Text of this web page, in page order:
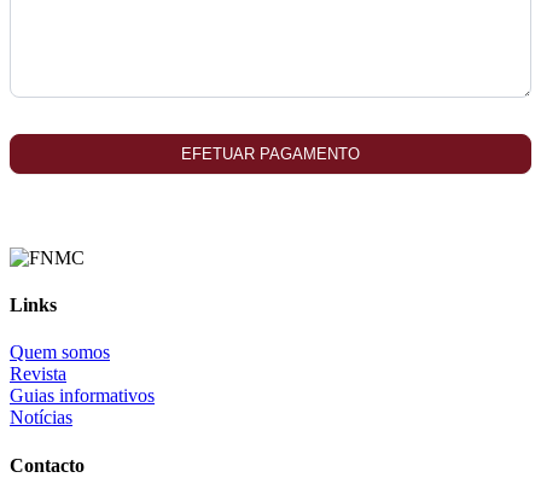
EFETUAR PAGAMENTO
Links
Quem somos
Revista
Guias informativos
Notícias
Contacto